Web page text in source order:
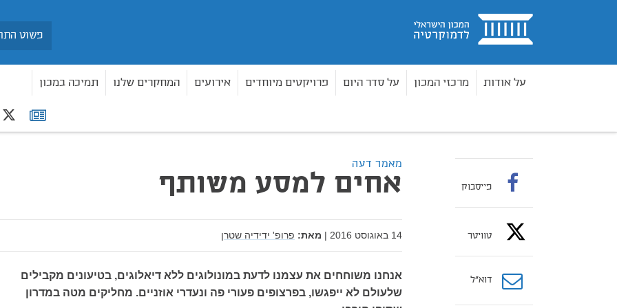
בית
על אודות מרכזי המכון על סדר היום פרויקטים מיוחדים אירועים המחקרים שלנו תמיכה במכון
רשימת
תפוצה
מאמר דעה
אחים למסע משותף
14 באוגוסט 2016 | מאת: פרופ' ידידיה שטרן
אנחנו משוחחים את עצמנו לדעת במונולוגים ללא דיאלוגים, בטיעונים מקבילים
שלעולם לא ייפגשו, בפרצופים פעורי פה ונעדרי אוזניים. מחליקים מטה במדרון
פייסבוק
טוויטר
דוא”ל